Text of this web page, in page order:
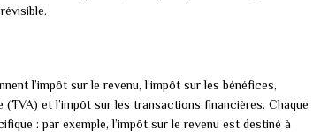
l’impôt sur le revenu, l’impôt sur les bénéfices,
(TVA) et l’impôt sur les transactions financières. Chaque
: par exemple, l’impôt sur le revenu est destiné à